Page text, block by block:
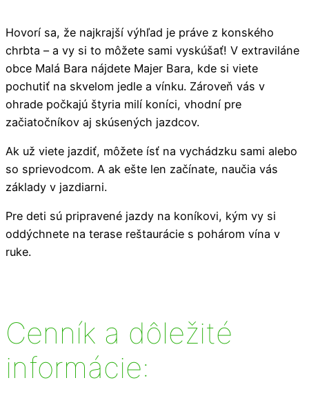
Hovorí sa, že najkrajší výhľad je práve z konského
chrbta – a vy si to môžete sami vyskúšať! V extraviláne
obce Malá Bara nájdete Majer Bara, kde si viete
pochutiť na skvelom jedle a vínku. Zároveň vás v
ohrade počkajú štyria milí koníci, vhodní pre
začiatočníkov aj skúsených jazdcov.
Ak už viete jazdiť, môžete ísť na vychádzku sami alebo
so sprievodcom. A ak ešte len začínate, naučia vás
základy v jazdiarni.
Pre deti sú pripravené jazdy na koníkovi, kým vy si
oddýchnete na terase reštaurácie s pohárom vína v
ruke.
Cenník a dôležité
informácie: